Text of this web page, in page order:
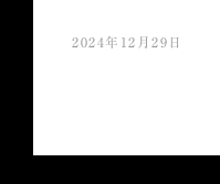
2024年12月29日